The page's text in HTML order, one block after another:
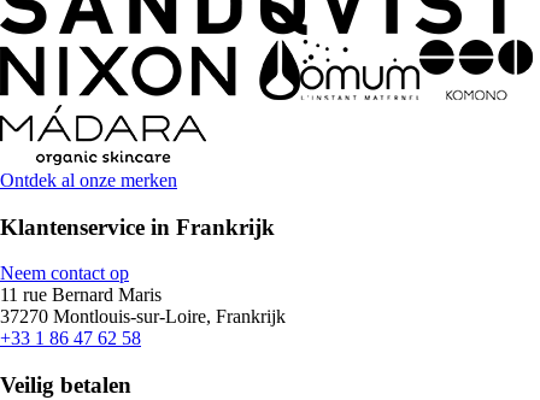
Ontdek al onze merken
Klantenservice in Frankrijk
Neem contact op
11 rue Bernard Maris
37270 Montlouis-sur-Loire, Frankrijk
+33 1 86 47 62 58
Veilig betalen